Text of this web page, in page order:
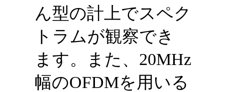
ん型の計上でスペク
トラムが観察でき
ます。また、20MHz
幅のOFDMを用いる